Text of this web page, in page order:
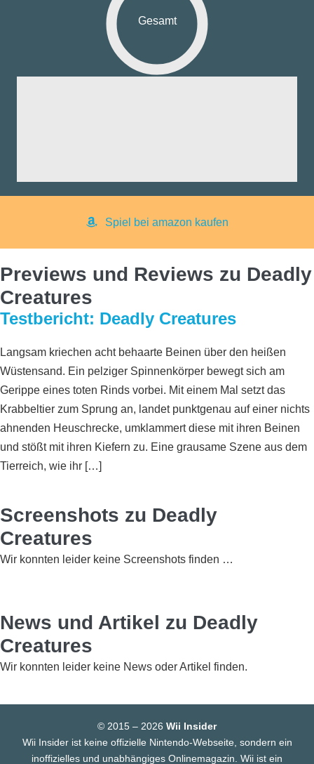
Gesamt
Spiel bei amazon kaufen
Previews und Reviews zu Deadly
Creatures
Testbericht: Deadly Creatures
Langsam kriechen acht behaarte Beinen über den heißen
Wüstensand. Ein pelziger Spinnenkörper bewegt sich am
Gerippe eines toten Rinds vorbei. Mit einem Mal setzt das
Krabbeltier zum Sprung an, landet punktgenau auf einer nichts
ahnenden Heuschrecke, umklammert diese mit ihren Beinen
und stößt mit ihren Kiefern zu. Eine grausame Szene aus dem
Tierreich, wie ihr […]
Screenshots zu Deadly
Creatures
Wir konnten leider keine Screenshots finden …
News und Artikel zu Deadly
Creatures
Wir konnten leider keine News oder Artikel finden.
© 2015 – 2026 Wii Insider
Wii Insider ist keine offizielle Nintendo-Webseite, sondern ein
inoffizielles und unabhängiges Onlinemagazin. Wii ist ein